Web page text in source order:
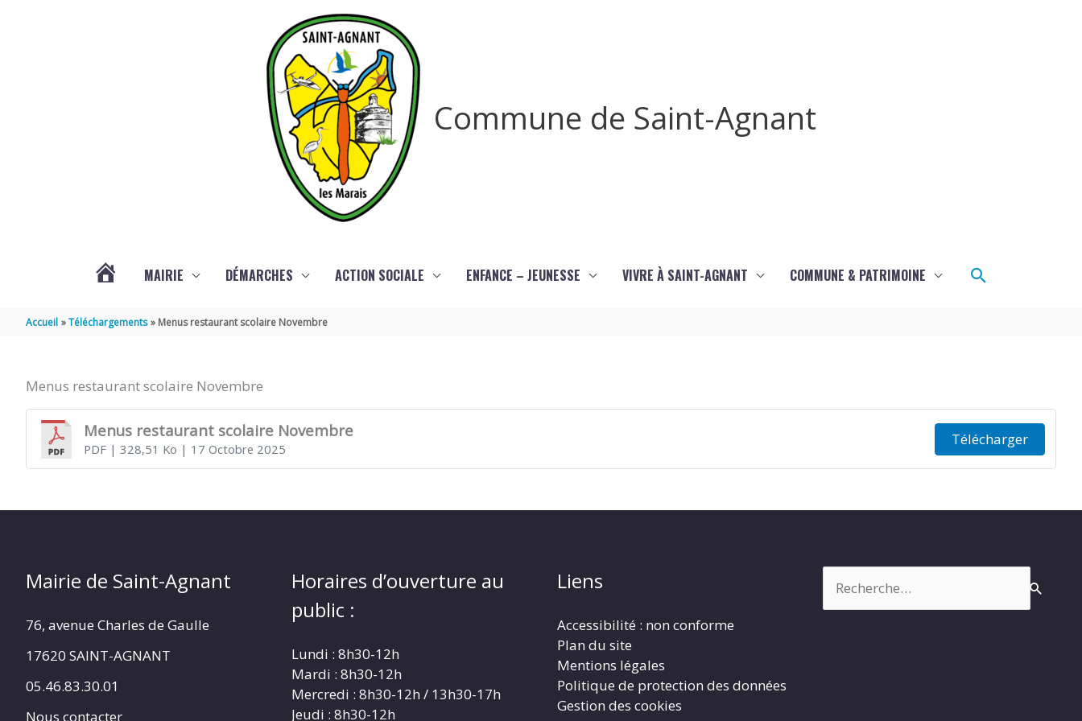
Commune de Saint-Agnant
AGNANT
MAIRIE DÉMARCHES ACTION SOCIALE ENFANCE – JEUNESSE VIVRE À SAINT-AGNANT COMMUNE & PATRIMOINE Rechercher
Accueil Téléchargements Menus restaurant scolaire Novembre
Menus restaurant scolaire Novembre
Menus restaurant scolaire Novembre
PDF| 328,51 Ko | 17 Octobre 2025
Télécharger
Mairie de Saint-Agnant
76, avenue Charles de Gaulle
17620 SAINT-AGNANT
05.46.83.30.01
Nous contacter
Horaires d’ouverture au
public :
Lundi : 8h30-12h
Mardi : 8h30-12h
Mercredi : 8h30-12h / 13h30-17h
Jeudi : 8h30-12h
Liens
Accessibilité : non conforme
Plan du site
Mentions légales
Politique de protection des données
Gestion des cookies